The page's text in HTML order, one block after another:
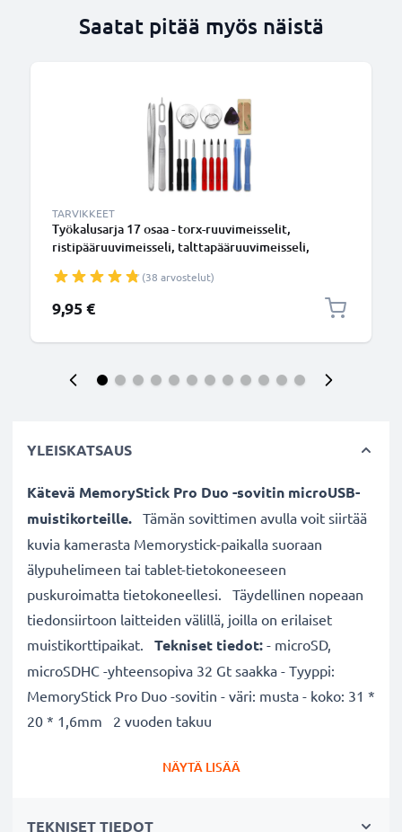
Saatat pitää myös näistä
TARVIKKEET
Työkalusarja 17 osaa - torx-ruuvimeisselit,
ristipääruuvimeisseli, talttapääruuvimeisseli,
(38 arvostelut)
9,95 €
YLEISKATSAUS
Kätevä MemoryStick Pro Duo -sovitin microUSB-
muistikorteille. Tämän sovittimen avulla voit siirtää
kuvia kamerasta Memorystick-paikalla suoraan
älypuhelimeen tai tablet-tietokoneeseen
puskuroimatta tietokoneellesi. Täydellinen nopeaan
tiedonsiirtoon laitteiden välillä, joilla on erilaiset
muistikorttipaikat. Tekniset tiedot: - microSD,
microSDHC -yhteensopiva 32 Gt saakka - Tyyppi:
MemoryStick Pro Duo -sovitin - väri: musta - koko: 31 *
20 * 1,6mm 2 vuoden takuu
NÄYTÄ LISÄÄ
TEKNISET TIEDOT